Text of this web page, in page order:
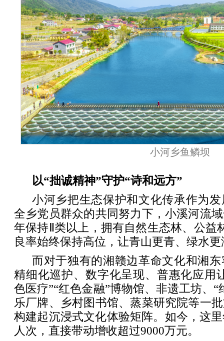
小河乡鱼鳞坝
以“拙诚精神”守护“诗和远方”
小河乡把生态保护和文化传承作为
全乡党员群众的共同努力下，小溪河流
年保持Ⅱ类以上，拥有自然生态林、公益
良率始终保持高位，让青山更青、绿水
而对于独有的湘赣边革命文化和湘
精细化巡护、数字化呈现、普惠化应用
色医疗”“红色金融”博物馆、非遗工坊、
乐厂牌、乡村图书馆、蒸菜研究院等一
构建起沉浸式文化体验矩阵。如今，这
人次，直接带动增收超过9000万元。